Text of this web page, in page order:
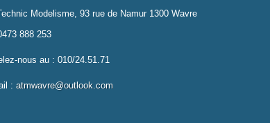
Modelisme, 93 rue de Namur 1300 Wavre
888 253
nous au : 010/24.51.71
: atmwavre@outlook.com